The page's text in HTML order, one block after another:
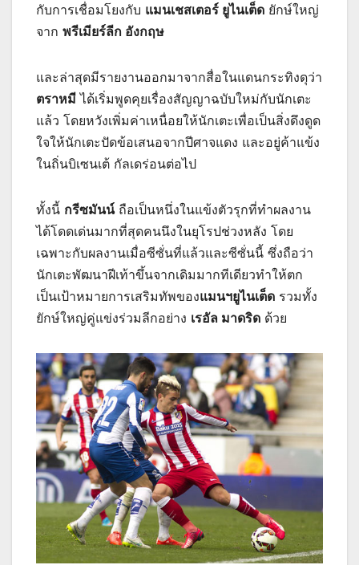
กับการเชื่อมโยงกับ แมนเชสเตอร์ ยูไนเต็ด ยักษ์ใหญ่
จาก พรีเมียร์ลีก อังกฤษ
และล่าสุดมีรายงานออกมาจากสื่อในแดนกระทิงดุว่า
ตราหมี ได้เริ่มพูดคุยเรื่องสัญญาฉบับใหม่กับนักเตะ
แล้ว โดยหวังเพิ่มค่าเหนื่อยให้นักเตะเพื่อเป็นสิ่งดึงดูด
ใจให้นักเตะปัดข้อเสนอจากปีศาจแดง และอยู่ค้าแข้ง
ในถิ่นบิเซนเต้ กัลเดร่อนต่อไป
ทั้งนี้ กรีซมันน์ถือเป็นหนึ่งในแข้งตัวรุกที่ทำผลงาน
ได้โดดเด่นมากที่สุดคนนึงในยุโรปช่วงหลัง โดย
เฉพาะกับผลงานเมื่อซีซั่นที่แล้วและซีซั่นนี้ ซึ่งถือว่า
นักเตะพัฒนาฝีเท้าขึ้นจากเดิมมากทีเดียวทำให้ตก
เป็นเป้าหมายการเสริมทัพของแมนฯยูไนเต็ด รวมทั้ง
ยักษ์ใหญ่คู่แข่งร่วมลีกอย่าง เรอัล มาดริด ด้วย